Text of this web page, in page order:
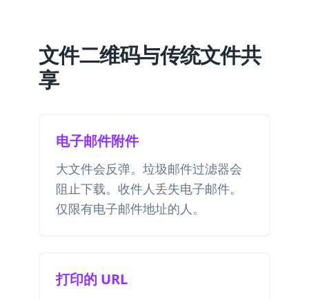
文件二维码与传统文件共
享
电子邮件附件
大文件会反弹。垃圾邮件过滤器会
阻止下载。收件人丢失电子邮件。
仅限有电子邮件地址的人。
打印的 URL